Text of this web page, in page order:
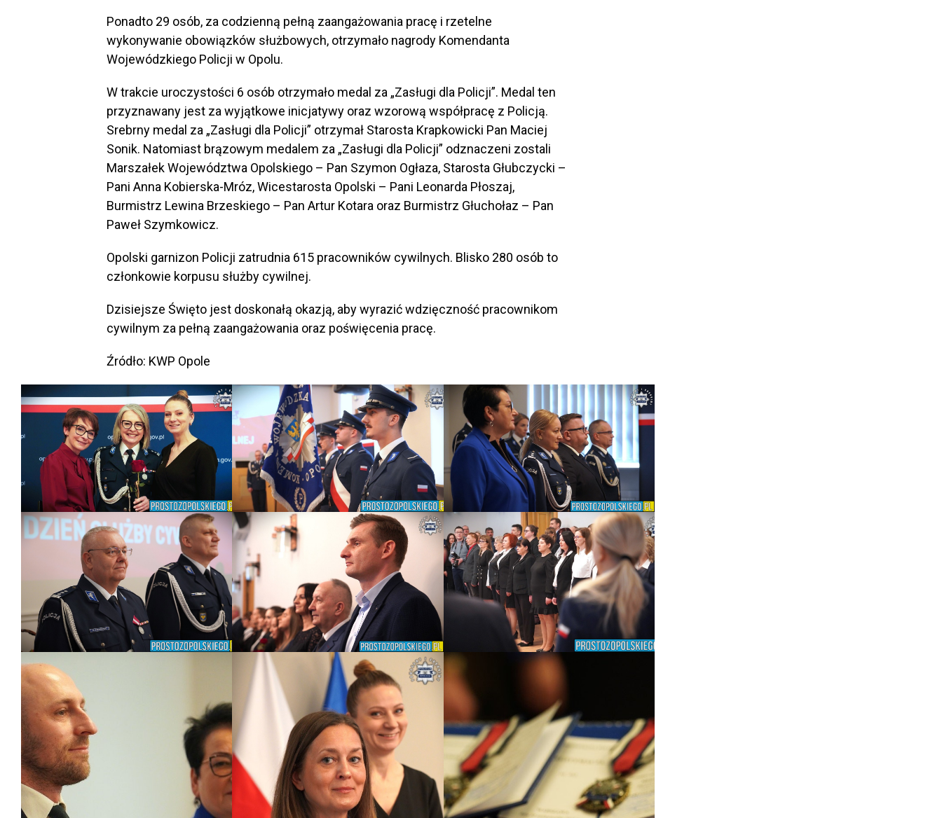
Ponadto 29 osób, za codzienną pełną zaangażowania pracę i rzetelne
wykonywanie obowiązków służbowych, otrzymało nagrody Komendanta
Wojewódzkiego Policji w Opolu.
W trakcie uroczystości 6 osób otrzymało medal za „Zasługi dla Policji”. Medal ten
przyznawany jest za wyjątkowe inicjatywy oraz wzorową współpracę z Policją.
Srebrny medal za „Zasługi dla Policji” otrzymał Starosta Krapkowicki Pan Maciej
Sonik. Natomiast brązowym medalem za „Zasługi dla Policji” odznaczeni zostali
Marszałek Województwa Opolskiego – Pan Szymon Ogłaza, Starosta Głubczycki –
Pani Anna Kobierska-Mróz, Wicestarosta Opolski – Pani Leonarda Płoszaj,
Burmistrz Lewina Brzeskiego – Pan Artur Kotara oraz Burmistrz Głuchołaz – Pan
Paweł Szymkowicz.
Opolski garnizon Policji zatrudnia 615 pracowników cywilnych. Blisko 280 osób to
członkowie korpusu służby cywilnej.
Dzisiejsze Święto jest doskonałą okazją, aby wyrazić wdzięczność pracownikom
cywilnym za pełną zaangażowania oraz poświęcenia pracę.
Źródło: KWP Opole